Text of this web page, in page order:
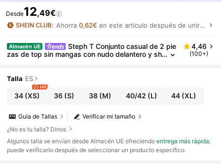
Desde12,49€
Ahorra 0,62€ en este artículo después de unirte.
Almacén UE
Steph T Conjunto casual de 2 pie
zas de top sin mangas con nudo delantero y sh
4,46
(100+)
Talla ES
34(XS)
25 left
36 (S) 38(M) 40/42 (L) 44 (XL)
Verificar mi tamaño
Guía de Tallas
¿No es tu talla? Dinos
​Algunos talla se envían desde Almacén UE ofreciendoentrega más rápida;
puede verificarlo después de seleccionar un producto específico.